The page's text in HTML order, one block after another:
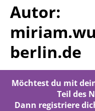
Autor:
berlin.de
Möchtest du mit
Teil des
Dann registriere